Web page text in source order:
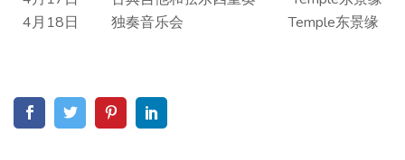
4月18日 独奏音乐会 Temple东景缘